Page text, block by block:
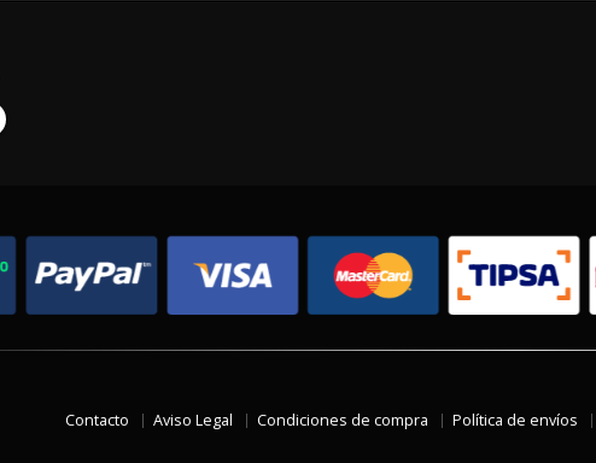
Contacto Aviso Legal Condiciones de compra Política de envíos